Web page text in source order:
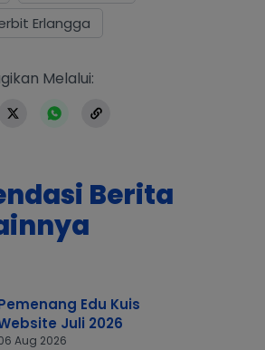
Erlangga
https://www.erlangga.co.id/
Melalui:
Berita
Edu Kuis
Juli 2026
Aug 2026